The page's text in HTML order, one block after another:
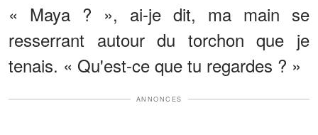
« Maya ? », ai-je dit, ma main se
resserrant autour du torchon que je
tenais. « Qu'est-ce que tu regardes ? »
ANNONCES